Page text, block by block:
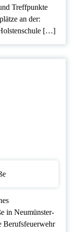
Treffpunkte
an der:
[…]
in Neumünster-
Berufsfeuerwehr